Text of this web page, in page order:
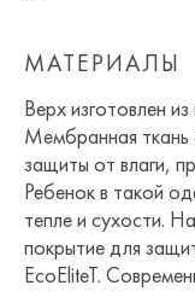
МАТЕРИАЛЫ
Верх изготовлен
Мембранная ткань
защиты от влаги,
Ребенок в такой
тепле и сухости.
покрытие для
EcoEliteT.